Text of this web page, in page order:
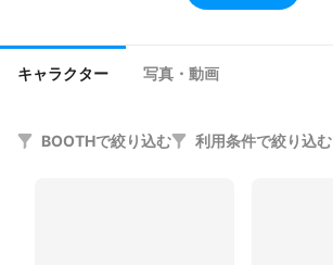
キャラクター 写真・動画
BOOTHで絞り込む 利用条件で絞り込む